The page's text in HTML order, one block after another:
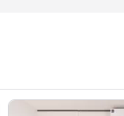
กรุงเทพมหานคร 10260